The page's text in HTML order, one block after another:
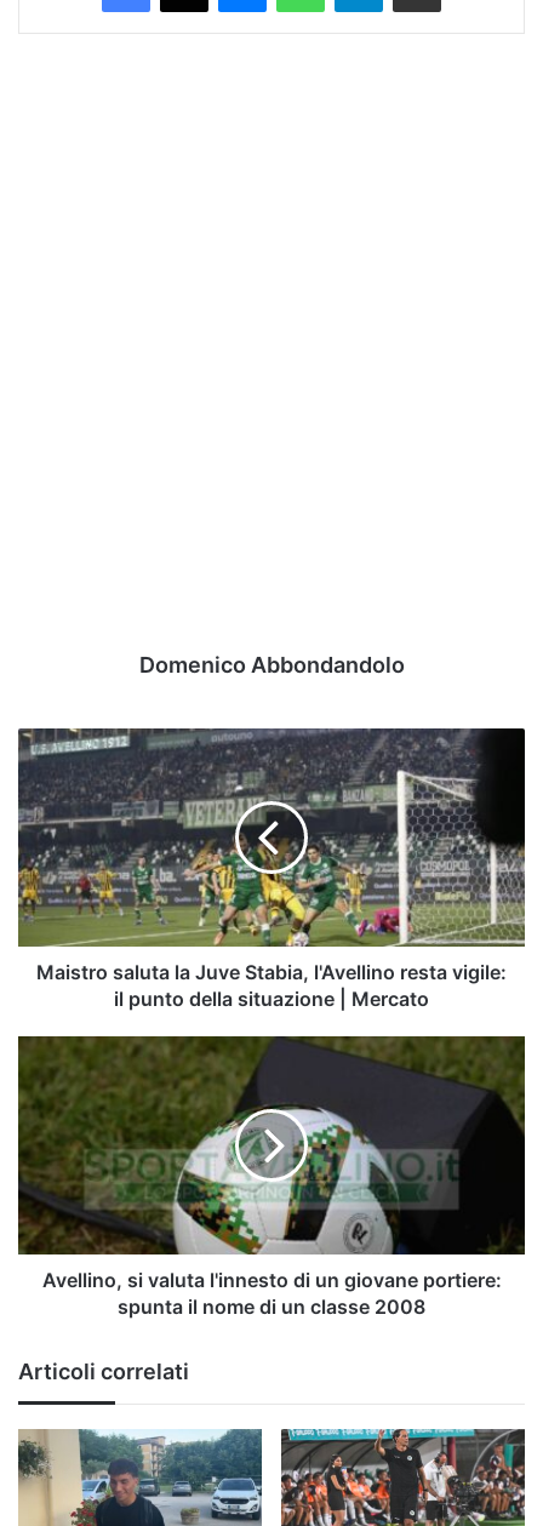
Domenico Abbondandolo
Maistro
saluta
Juve
Stabia,
l'Avellino
resta
vigile:
il
punto
Mercato
Maistro saluta la Juve Stabia, l'Avellino resta vigile:
il punto della situazione | Mercato
Avellino,
valuta
l'innesto
di
un
giovane
portiere:
spunta
classe
2008
Avellino, si valuta l'innesto di un giovane portiere:
spunta il nome di un classe 2008
Articoli correlati